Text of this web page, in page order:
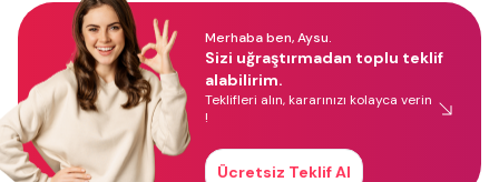
Merhaba ben, Aysu.
Sizi uğraştırmadan toplu teklif
alabilirim.
Teklifleri alın, kararınızı kolayca verin
!
Ücretsiz Teklif Al